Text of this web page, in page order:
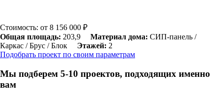
Стоимость: от 8 156 000 ₽
Общая площадь: 203,9 Материал дома: СИП-панель /
Каркас / Брус / Блок
Этажей: 2
Подобрать проект по своим параметрам
Мы подберем 5-10 проектов, подходящих именно
вам